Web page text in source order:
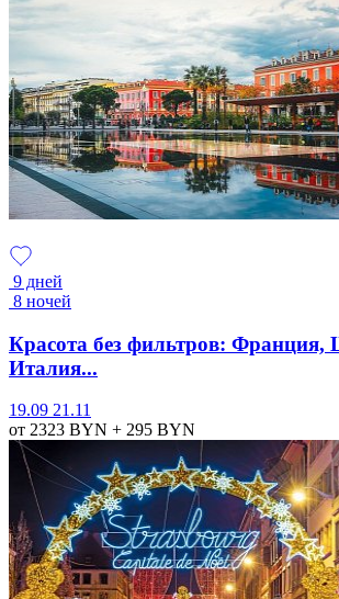
9 дней
8 ночей
Красота без фильтров: Франция,
Италия...
19.09 21.11
от 2323 BYN + 295 BYN